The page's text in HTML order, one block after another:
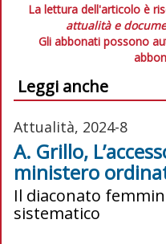
La lettura dell'articolo è
attualità e
Gli abbonati possono
Leggi anche
Attualità, 2024-8
A. Grillo,
ministero
Il diaconato
sistematico